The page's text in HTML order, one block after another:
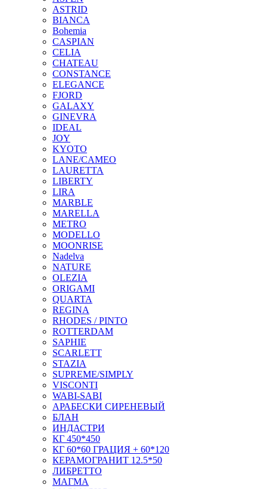
ASTRID
BIANCA
Bohemia
CASPIAN
CELIA
CHATEAU
CONSTANCE
ELEGANCE
FJORD
GALAXY
GINEVRA
IDEAL
JOY
KYOTO
LANE/CAMEO
LAURETTA
LIBERTY
LIRA
MARBLE
MARELLA
METRO
MODELLO
MOONRISE
Nadelva
NATURE
OLEZIA
ORIGAMI
QUARTA
REGINA
RHODES / PINTO
ROTTERDAM
SAPHIE
SCARLETT
STAZIA
SUPREME/SIMPLY
VISCONTI
WABI-SABI
АРАБЕСКИ СИРЕНЕВЫЙ
БЛАН
ИНДАСТРИ
КГ 450*450
КГ 60*60 ГРАЦИЯ + 60*120
КЕРАМОГРАНИТ 12.5*50
ЛИБРЕТТО
МАГМА